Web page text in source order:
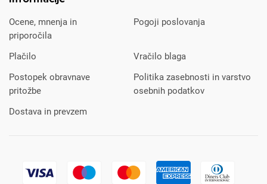
Ocene, mnenja in
priporočila
Pogoji poslovanja
Plačilo
Vračilo blaga
Postopek obravnave
pritožbe
Politika zasebnosti in varstvo
osebnih podatkov
Dostava in prevzem